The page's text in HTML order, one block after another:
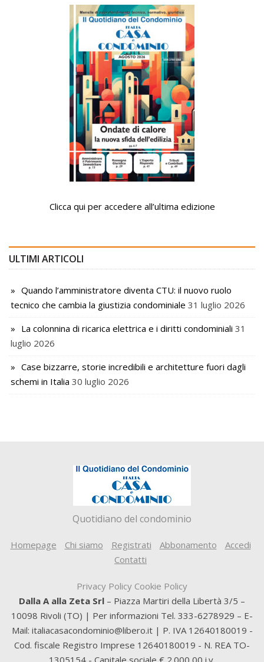
Clicca qui per accedere all’ultima edizione
ULTIMI ARTICOLI
Quando l’amministratore diventa CTU: il nuovo ruolo
tecnico che cambia la giustizia condominiale 31 luglio 2026
La colonnina di ricarica elettrica e i diritti condominiali 31
luglio 2026
Case bizzarre, storie incredibili e architetture fuori dagli
schemi in Italia 30 luglio 2026
Quotidiano del condominio
Homepage Chi siamo Registrati Abbonamento
Accedi
Contatti
Privacy Policy Cookie Policy
Dalla A alla Zeta Srl – Piazza Martiri della Libertà 3/5 –
10098 Rivoli (TO) | Per informazioni Tel. 333-6278929 – E-
Mail: italiacasacondominio@libero.it | P. IVA 12640180019 -
Cod. fiscale Registro Imprese 12640180019 - N. REA TO-
1305154 - Capitale sociale € 2.000,00 i.v.